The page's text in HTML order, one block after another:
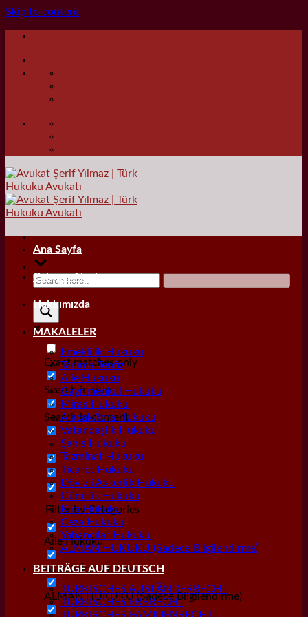
Skip to content
Exact matches only
Search in title
Search in content
Filter by Categories
Aile Hukuku
Alacak/İcra Hukuku
ALMAN HUKUKU (Sadece Bilgilendirme)
Ana Sayfa
Çalışma Alanları
Hakkımızda
MAKALELER
Emeklilik Hukuku
Tanıma Tenfiz
Aile Hukuku
Gayrımenkul Hukuku
Miras Hukuku
Alacak/İcra Hukuku
Vatandaşlık Hukuku
Şahıs Hukuku
Tazminat Hukuku
Ticaret Hukuku
Dövizli Askerlik Hukuku
Gümrük Hukuku
Kira Hukuku
Ceza Hukuku
Yabancılar Hukuku
ALMAN HUKUKU (Sadece Bilgilendirme)
BEITRÄGE AUF DEUTSCH
TÜRKISCHES AUSLÄNDERRECHT
TÜRKISCHES ERBRECHT